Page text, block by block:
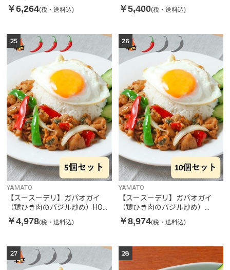
￥6,264(税・送料込) ￥5,400(税・送料込)
25
YAMATO
【スースーデリ】ガパオガイ
（鶏ひき肉のバジル炒め）HOT
SPICY5個セット
￥4,978(税・送料込)
26
YAMATO
【スースーデリ】ガパオガイ
（鶏ひき肉のバジル炒め）
SPICY 10個セット
￥8,974(税・送料込)
27 28